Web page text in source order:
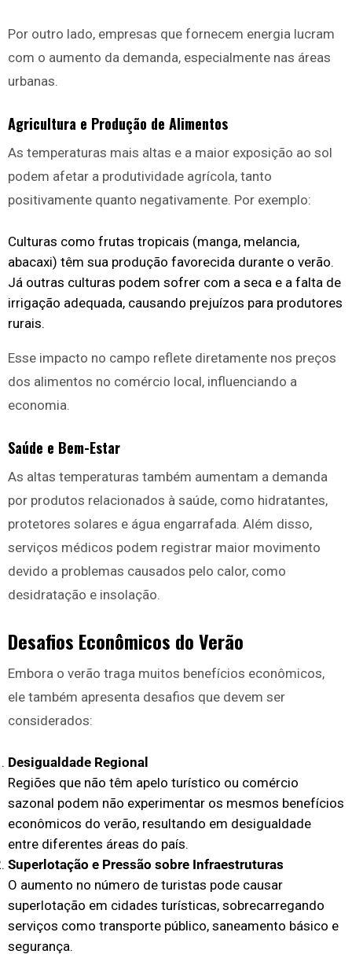
Por outro lado, empresas que fornecem energia lucram
com o aumento da demanda, especialmente nas áreas
urbanas.
Agricultura e Produção de Alimentos
As temperaturas mais altas e a maior exposição ao sol
podem afetar a produtividade agrícola, tanto
positivamente quanto negativamente. Por exemplo:
Culturas como frutas tropicais (manga, melancia,
abacaxi) têm sua produção favorecida durante o verão.
Já outras culturas podem sofrer com a seca e a falta de
irrigação adequada, causando prejuízos para produtores
rurais.
Esse impacto no campo reflete diretamente nos preços
dos alimentos no comércio local, influenciando a
economia.
Saúde e Bem-Estar
As altas temperaturas também aumentam a demanda
por produtos relacionados à saúde, como hidratantes,
protetores solares e água engarrafada. Além disso,
serviços médicos podem registrar maior movimento
devido a problemas causados pelo calor, como
desidratação e insolação.
Desafios Econômicos do Verão
Embora o verão traga muitos benefícios econômicos,
ele também apresenta desafios que devem ser
considerados:
Desigualdade Regional
Regiões que não têm apelo turístico ou comércio
sazonal podem não experimentar os mesmos benefícios
econômicos do verão, resultando em desigualdade
entre diferentes áreas do país.
Superlotação e Pressão sobre Infraestruturas
O aumento no número de turistas pode causar
superlotação em cidades turísticas, sobrecarregando
serviços como transporte público, saneamento básico e
segurança.